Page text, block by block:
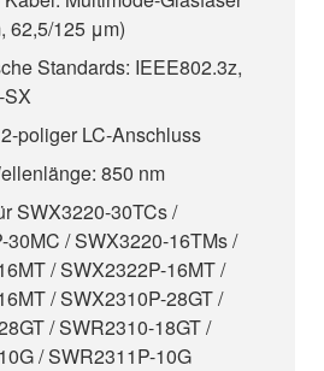
62,5/125 μm)
Standards: IEEE802.3z,
poliger LC-Anschluss
850 nm
SWX3220-30TCs /
30MC / SWX3220-16TMs /
/ SWX2322P-16MT /
/ SWX2310P-28GT /
/ SWR2310-18GT /
/ SWR2311P-10G